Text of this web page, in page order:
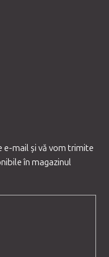
e-mail şi vă vom trimite
în magazinul